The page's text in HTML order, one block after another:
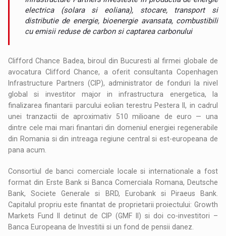
electrica (solara si eoliana), stocare, transport si
distributie de energie, bioenergie avansata, combustibili
cu emisii reduse de carbon si captarea carbonului
Clifford Chance Badea, biroul din Bucuresti al firmei globale de
avocatura Clifford Chance, a oferit consultanta Copenhagen
Infrastructure Partners (CIP), administrator de fonduri la nivel
global si investitor major in infrastructura energetica, la
finalizarea finantarii parcului eolian terestru Pestera II, in cadrul
unei tranzactii de aproximativ 510 milioane de euro — una
dintre cele mai mari finantari din domeniul energiei regenerabile
din Romania si din intreaga regiune central si est-europeana de
pana acum.
Consortiul de banci comerciale locale si internationale a fost
format din Erste Bank si Banca Comerciala Romana, Deutsche
Bank, Societe Generale si BRD, Eurobank si Piraeus Bank.
Capitalul propriu este finantat de proprietarii proiectului: Growth
Markets Fund II detinut de CIP (GMF II) si doi co-investitori –
Banca Europeana de Investitii si un fond de pensii danez.